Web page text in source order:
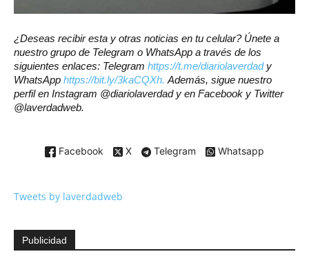
¿Deseas recibir esta y otras noticias en tu celular? Únete a
nuestro grupo de Telegram o WhatsApp a través de los
siguientes enlaces: Telegram https://t.me/diariolaverdady
WhatsApp https://bit.ly/3kaCQXh. Además, sigue nuestro
perfil en Instagram @diariolaverdad y en Facebook y Twitter
@laverdadweb.
Facebook X Telegram Whatsapp
Tweets by laverdadweb
Publicidad